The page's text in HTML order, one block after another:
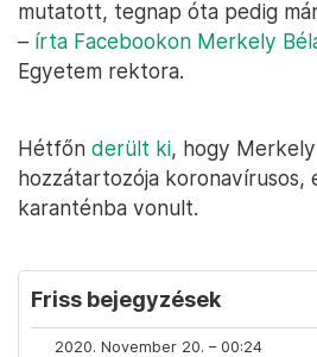
mutatott, tegnap óta pedig
– írta Facebookon Merkely
Egyetem rektora.
Hétfőn derült ki, hogy
hozzátartozója koronavírusos,
karanténba vonult.
Friss bejegyzések
2020. November 20. – 00:24